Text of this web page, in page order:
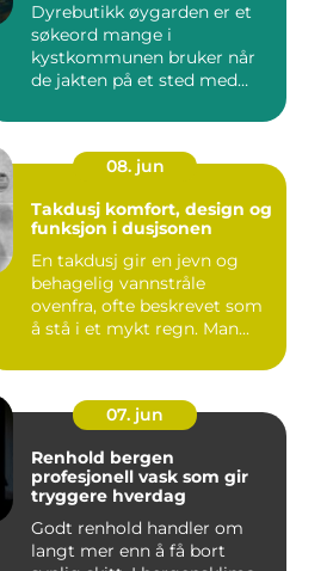
Dyrebutikk øygarden er et
søkeord mange i
kystkommunen bruker når
de jakten på et sted med
08. jun
Takdusj komfort, design og
funksjon i dusjsonen
En takdusj gir en jevn og
behagelig vannstråle
ovenfra, ofte beskrevet som
å stå i et mykt regn. Man...
07. jun
Renhold bergen
profesjonell vask som gir
tryggere hverdag
Godt renhold handler om
langt mer enn å få bort